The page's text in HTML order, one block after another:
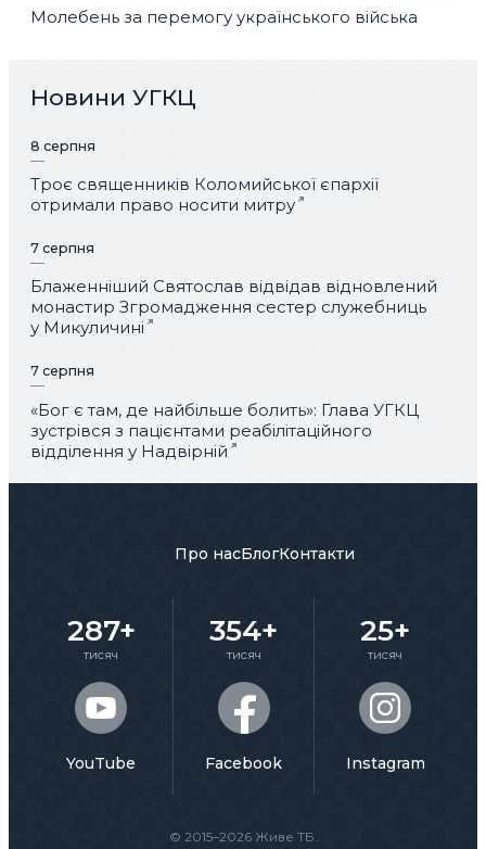
Молебень за перемогу українського війська
Новини УГКЦ
8 серпня
Троє священників Коломийської єпархії
отримали право носити митру
7 серпня
Блаженніший Святослав відвідав відновлений
монастир Згромадження сестер служебниць
у Микуличині
7 серпня
«Бог є там, де найбільше болить»: Глава УГКЦ
зустрівся з пацієнтами реабілітаційного
відділення у Надвірній
© 2015–2026 Живе ТБ.
Про насБлогКонтакти
287+
тисяч
YouTube
354+
тисяч
Facebook
25+
тисяч
Instagram